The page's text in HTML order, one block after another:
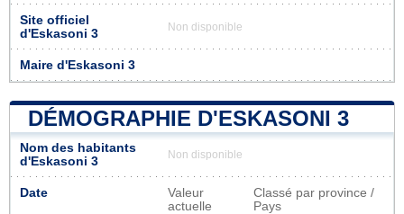
Site officiel
d'Eskasoni 3
Non disponible
Maire d'Eskasoni 3
DÉMOGRAPHIE D'ESKASONI 3
Nom des habitants
d'Eskasoni 3
Non disponible
Date
Valeur
actuelle
Classé par province /
Pays